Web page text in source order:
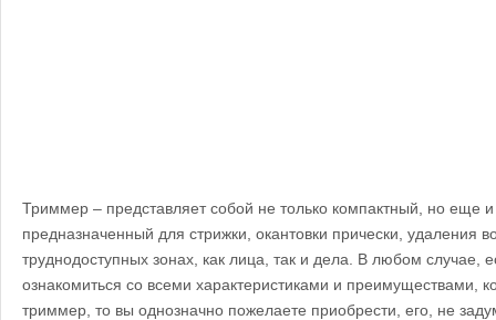
Триммер – представляет собой не только компактный, но еще
предназначенный для стрижки, окантовки прически, удаления
труднодоступных зонах, как лица, так и дела. В любом случае,
ознакомиться со всеми характеристиками и преимуществами,
триммер, то вы однозначно пожелаете приобрести, его, не